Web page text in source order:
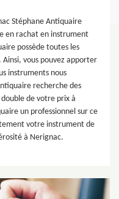
Stéphane Antiquaire
en rachat en instrument
possède toutes les
vous pouvez apporter
instruments nous
recherche des
de votre prix à
un professionnel sur ce
votre instrument de
à Nerignac.